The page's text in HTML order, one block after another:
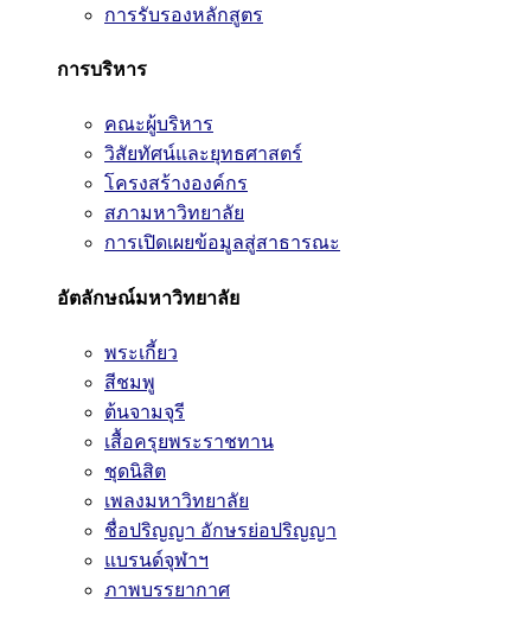
การรับรองหลักสูตร
การบริหาร
คณะผู้บริหาร
วิสัยทัศน์และยุทธศาสตร์
โครงสร้างองค์กร
สภามหาวิทยาลัย
การเปิดเผยข้อมูลสู่สาธารณะ
อัตลักษณ์มหาวิทยาลัย
พระเกี้ยว
สีชมพู
ต้นจามจุรี
เสื้อครุยพระราชทาน
ชุดนิสิต
เพลงมหาวิทยาลัย
ชื่อปริญญา อักษรย่อปริญญา
แบรนด์จุฬาฯ
ภาพบรรยากาศ